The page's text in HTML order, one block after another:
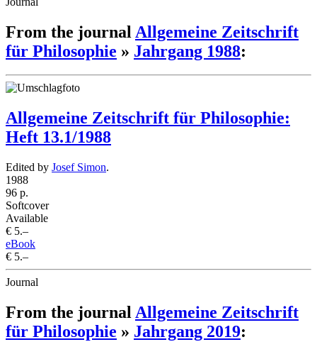
From the journal Allgemeine Zeitschrift
für Philosophie » Jahrgang 1988:
Allgemeine Zeitschrift für Philosophie:
Heft 13.1/1988
Edited by Josef Simon.
1988
96 p.
Softcover
Available
€ 5.–
eBook
€ 5.–
Journal
From the journal Allgemeine Zeitschrift
für Philosophie » Jahrgang 2019: